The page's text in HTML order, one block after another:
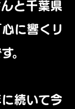
と千葉県
に響くリ
。
続いて今